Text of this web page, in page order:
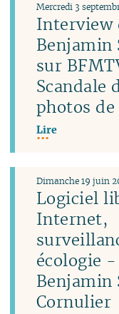
Interview
Benjamin
sur
Scandale
photos
Mercredi 3
Lire
Logiciel
Internet,
écologie -
Benjamin
Cornulier
Dimanche 19 juin